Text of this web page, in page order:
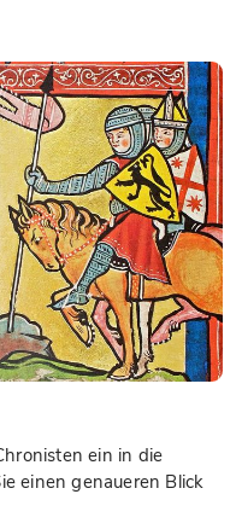
ein in die
einen genaueren Blick